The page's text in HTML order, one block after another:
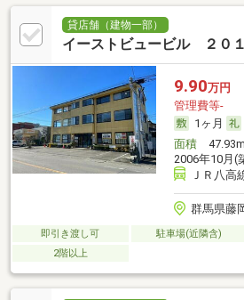
貸店舗（建物一部）
イーストビュービル ２０１
9.90万円
管理費等-
1ヶ月
面積47.93m
2006年10月(
ＪＲ八高
群馬県藤
即引き渡し可 駐車場(近隣含)
2階以上